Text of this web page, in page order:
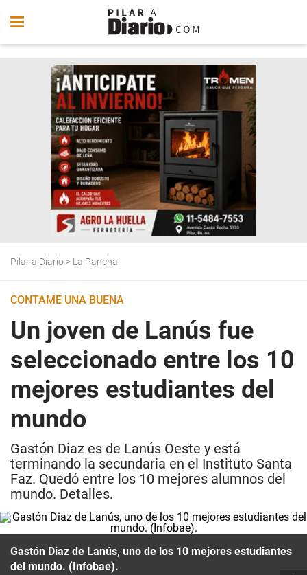
Pilar a Diario > La Pancha
CONTAME UNA BUENA
Un joven de Lanús fue
seleccionado entre los 10
mejores estudiantes del
mundo
Gastón Diaz es de Lanús Oeste y está
terminando la secundaria en el Instituto Santa
Faz. Quedó entre los 10 mejores alumnos del
mundo. Detalles.
Gastón Diaz de Lanús, uno de los 10 mejores estudiantes
del mundo. (Infobae).